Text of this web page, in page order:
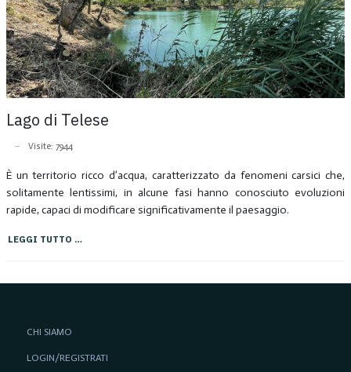
Lago di Telese
Visite: 7944
È un territorio ricco d’acqua, caratterizzato da fenomeni carsici che,
solitamente lentissimi, in alcune fasi hanno conosciuto evoluzioni
rapide, capaci di modificare significativamente il paesaggio.
LEGGI TUTTO …
CHI SIAMO
LOGIN/REGISTRATI